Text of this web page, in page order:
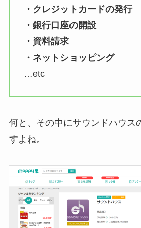
・クレジットカードの発行
・銀行口座の開設
・資料請求
・ネットショッピング
…etc
何と、その中にサウンドハウス
すよね。